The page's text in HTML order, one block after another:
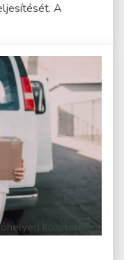
A
közelében a